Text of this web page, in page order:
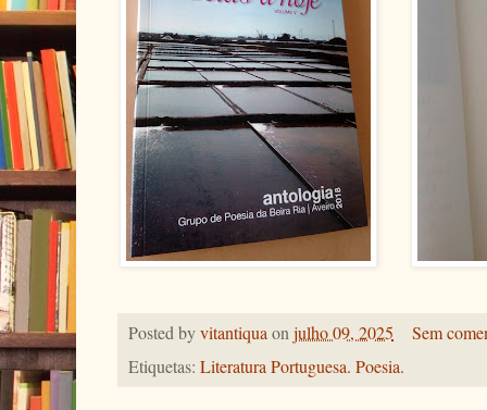
Posted byvitantiquaonjulho 09, 2025
Sem
Etiquetas: Literatura Portuguesa. Poesia.